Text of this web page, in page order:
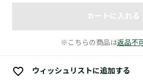
カートに入れる
※こちらの商品は返品不可
ウィッシュリストに追加する